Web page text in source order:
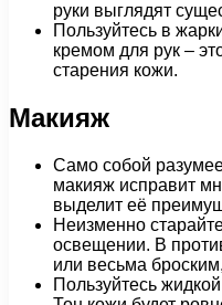
руки выглядят
Пользуйтесь в
кремом для рук –
старения кожи.
Макияж
Само собой
макияж исправит
выделит её
Неизменно
освещении. В
или весьма
Пользуйтесь